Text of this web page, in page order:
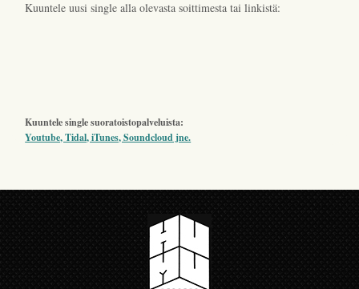
Kuuntele uusi single alla olevasta soittimesta tai linkistä:
Kuuntele single suoratoistopalveluista:
Youtube, Tidal, iTunes, Soundcloud jne.